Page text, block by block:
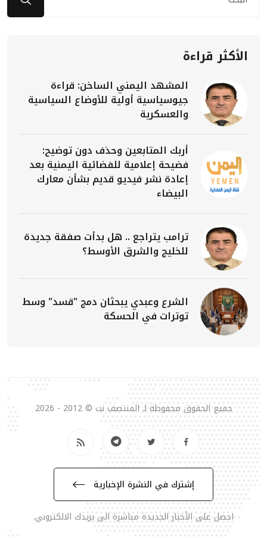
الأكثر قراءة
المشهد اليمني الساخن: قراءة
جيوسياسية أولية للأوضاع السياسية
والعسكرية
أربك المتابعين وحذف دون توضيح:
فضيحة إعلامية للفضائية اليمنية بعد
إعادة نشر فيديو قديم بشأن معارك
البيضاء
ترامب يتراجع .. هل بدأت صفقة جديدة
للخليج والشرق الأوسط؟
الشرع وعبدي يبحثان دمج "قسد" وسط
توترات في الحسكة
جميع الحقوق محفوظة لـ المنتصف نت © 2012 - 2026
إشترك في النشرة الإخبارية
احصل على الأخبار الجديدة مباشرة الى بريدك الالكتروني.